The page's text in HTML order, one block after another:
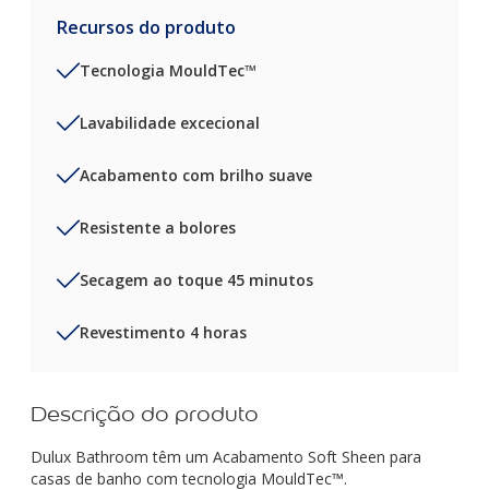
Recursos do produto
Tecnologia MouldTec™
Lavabilidade excecional
Acabamento com brilho suave
Resistente a bolores
Secagem ao toque 45 minutos
Revestimento 4 horas
Descrição do produto
Dulux Bathroom têm um Acabamento Soft Sheen para
casas de banho com tecnologia MouldTec™.